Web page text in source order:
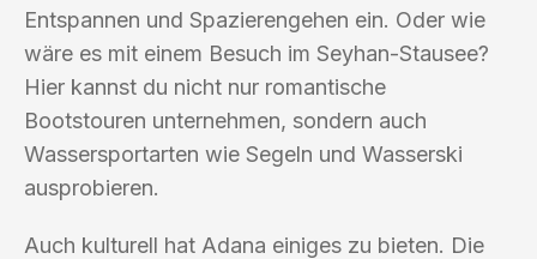
Entspannen und Spazierengehen ein. Oder wie
wäre es mit einem Besuch im Seyhan-Stausee?
Hier kannst du nicht nur romantische
Bootstouren unternehmen, sondern auch
Wassersportarten wie Segeln und Wasserski
ausprobieren.
Auch kulturell hat Adana einiges zu bieten. Die